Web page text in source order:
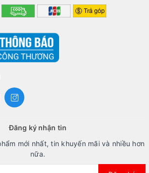
Đăng ký nhận tin
mới nhất, tin khuyến mãi và nhiều hơn
nữa.